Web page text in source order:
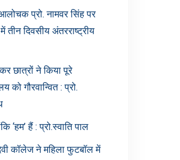
प्रो. नामवर सिंह पर
तीन दिवसीय अंतरराष्ट्रीय
छात्रों ने किया पूरे
को गौरवान्वित : प्रो.
‘हम’ हैं : प्रो.स्वाति पाल
कॉलेज ने महिला फुटबॉल में